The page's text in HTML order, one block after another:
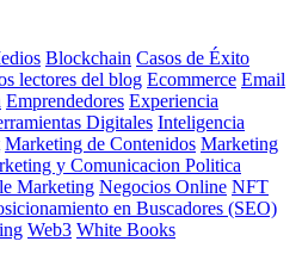
Blockchain Casos de Éxito
lectores del blog Ecommerce Email
Emprendedores Experiencia
Digitales Inteligencia
Marketing de Contenidos Marketing
y Comunicacion Politica
Marketing Negocios Online NFT
en Buscadores (SEO)
Web3 White Books